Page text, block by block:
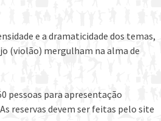
e a dramaticidade dos temas,
(violão) mergulham na alma de
pessoas para apresentação
reservas devem ser feitas pelo site